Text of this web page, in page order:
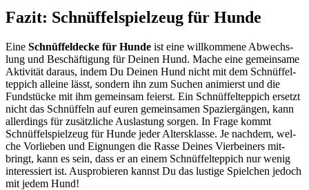
Fazit: Schnüf­fel­spiel­zeug für Hun­de
Eine Schnüf­fel­de­cke für Hun­de ist eine will­kom­me­ne Abwechs­
lung und Beschäf­ti­gung für Dei­nen Hund. Mache eine gemein­sa­me
Akti­vi­tät dar­aus, indem Du Dei­nen Hund nicht mit dem Schnüf­fel­
tep­pich allei­ne lässt, son­dern ihn zum Suchen ani­mierst und die
Fund­stü­cke mit ihm gemein­sam fei­erst. Ein Schnüf­fel­tep­pich ersetzt
nicht das Schnüf­feln auf euren gemein­sa­men Spa­zier­gän­gen, kann
aller­dings für zusätz­li­che Aus­las­tung sor­gen. In Fra­ge kommt
Schnüf­fel­spiel­zeug für Hun­de jeder Alters­klas­se. Je nach­dem, wel­
che Vor­lie­ben und Eig­nun­gen die Ras­se Dei­nes Vier­bei­ners mit­
bringt, kann es sein, dass er an einem Schnüf­fel­tep­pich nur wenig
inter­es­siert ist. Aus­pro­bie­ren kannst Du das lus­ti­ge Spiel­chen jedoch
mit jedem Hund!